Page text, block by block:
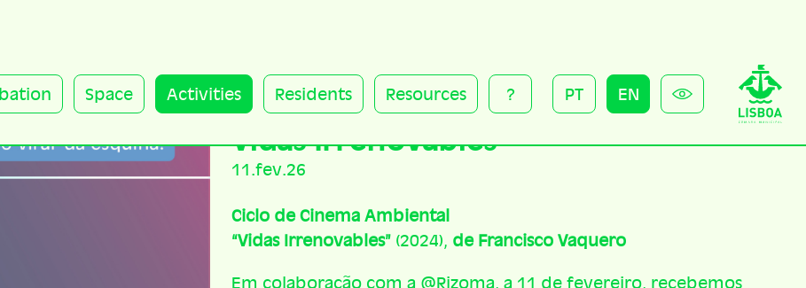
Space Activities Residents Resources ? PT EN
Vidas Irrenovables
11.fev.26
Ciclo de Cinema Ambiental
“Vidas Irrenovables” (2024), de Francisco Vaquero
Em colaboração com a @‌Rizoma, a 11 de fevereiro, recebemos